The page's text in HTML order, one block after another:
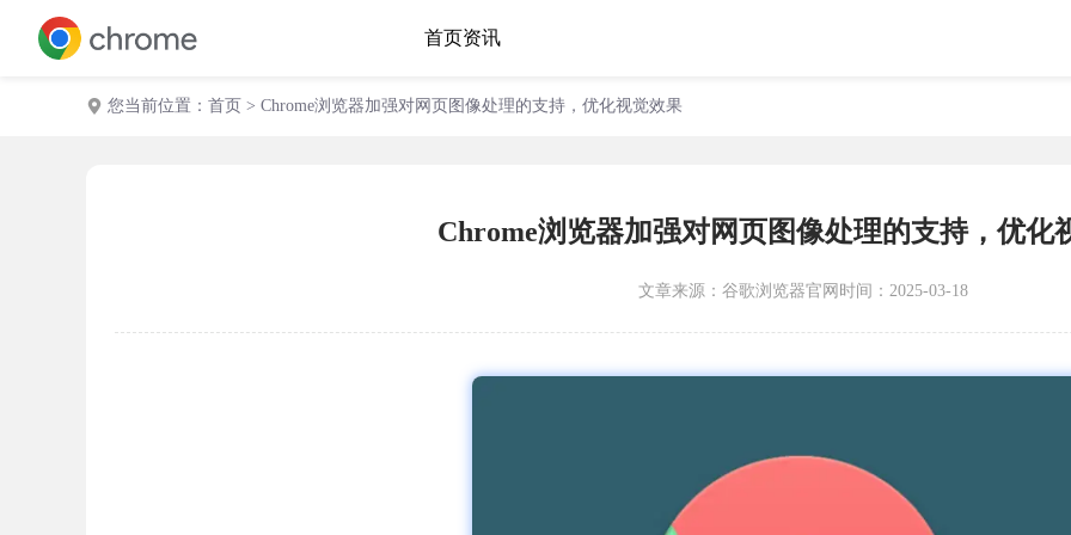
首页资讯
您当前位置： 首页 > Chrome浏览器加强对网页图像处理的支持，优化视觉效果
Chrome浏览器加强对网页图像处理的支持，优化
文章来源： 谷歌浏览器官网 时间：2025-03-18